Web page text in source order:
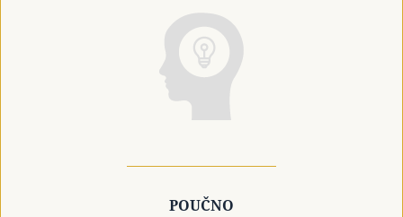
POUČNO